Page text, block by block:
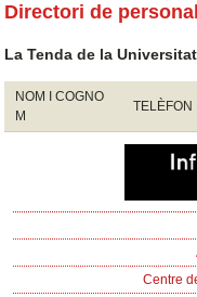
Directori de personal
La Tenda de la Universitat
NOM I COGNO
M
TELÈFON
Centre